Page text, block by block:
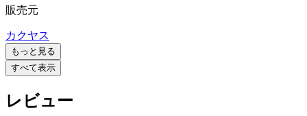
販売元
カクヤス
もっと見る
すべて表示
レビュー